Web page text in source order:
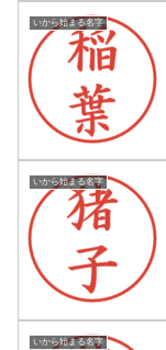
いから始まる名字
いから始まる名字
いから始まる名字